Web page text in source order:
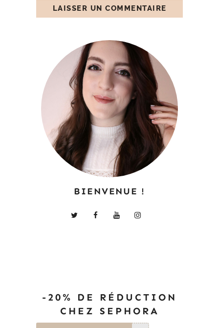
BIENVENUE !
-20% DE RÉDUCTION
CHEZ SEPHORA